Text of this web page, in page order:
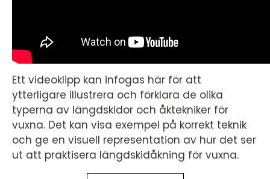
Ett videoklipp kan infogas här för att
ytterligare illustrera och förklara de olika
typerna av längdskidor och åktekniker för
vuxna. Det kan visa exempel på korrekt teknik
och ge en visuell representation av hur det ser
ut att praktisera längdskidåkning för vuxna.